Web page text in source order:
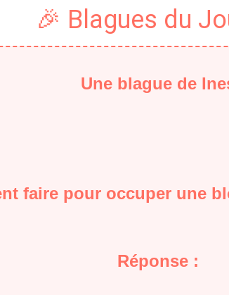
🎉 Blagues du
Une blague de
faire pour occuper une
Réponse :